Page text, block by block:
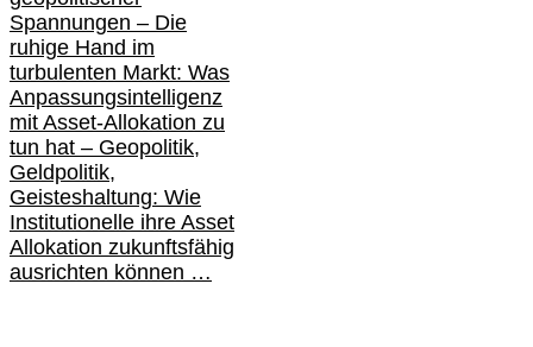
Spannungen – Die
ruhige Hand im
turbulenten Markt: Was
Anpassungsintelligenz
mit Asset-Allokation zu
tun hat – Geopolitik,
Geldpolitik,
Geisteshaltung: Wie
Institutionelle ihre Asset
Allokation zukunftsfähig
ausrichten können …